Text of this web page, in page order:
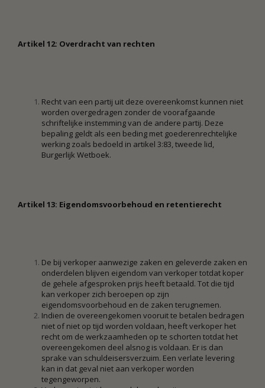
Artikel 12: Overdracht van rechten
Recht van een partij uit deze overeenkomst kunnen niet
worden overgedragen zonder de voorafgaande
schriftelijke instemming van de andere partij. Deze
bepaling geldt als een beding met goederenrechtelijke
werking zoals bedoeld in artikel 3:83, tweede lid,
Burgerlijk Wetboek.
Artikel 13: Eigendomsvoorbehoud en retentierecht
De bij verkoper aanwezige zaken en geleverde zaken en
onderdelen blijven eigendom van verkoper totdat koper
de gehele afgesproken prijs heeft betaald. Tot die tijd
kan verkoper zich beroepen op zijn
eigendomsvoorbehoud en de zaken terugnemen.
Indien de overeengekomen vooruit te betalen bedragen
niet of niet op tijd worden voldaan, heeft verkoper het
recht om de werkzaamheden op te schorten totdat het
overeengekomen deel alsnog is voldaan. Er is dan
sprake van schuldeisersverzuim. Een verlate levering
kan in dat geval niet aan verkoper worden
tegengeworpen.